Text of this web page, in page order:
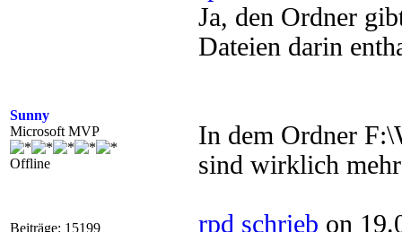
Sunny
Microsoft MVP
Offline
Beiträge: 15199
Ja, den Ordner
Dateien darin
In dem Ordner
sind wirklich
rpd schrieb on